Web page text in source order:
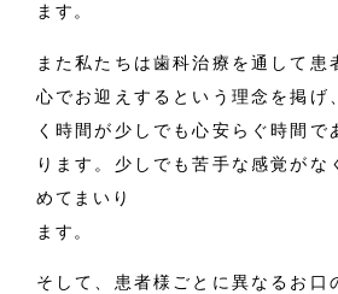
ます。
また私たちは歯科治療を通して患
心でお迎えするという理念を掲げ
く時間が少しでも心安らぐ時間で
ります。少しでも苦手な感覚がな
めてまいり
ます。
そして、患者様ごとに異なるお口